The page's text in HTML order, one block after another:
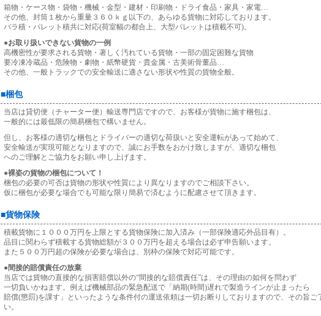
箱物・ケース物・袋物・機械・金型・建材・印刷物・ドライ食品・家具・家電…
その他、封筒１枚から重量３６０ｋｇ以下の、あらゆる貨物に対応しております。
バラ積・パレット積共に対応(荷室幅の都合上、大型パレットは積載不可)。
●お取り扱いできない貨物の一例
高機密性が要求される貨物・著しく汚れている貨物・一部の固定困難な貨物
要冷凍冷蔵品・危険物・劇物・紙幣硬貨・貴金属・古美術骨董品…
その他、一般トラックでの安全輸送に適さない形状や性質の貨物全般。
■梱包
当店は貸切便（チャーター便）輸送専門店ですので、お客様が貨物に施す梱包は、
一般的には最低限の簡易梱包で構いません。
但し、お客様の適切な梱包とドライバーの適切な荷扱いと安全運転があって始めて、
安全輸送が実現可能となりますので、誠にお手数をおかけ致しますが、適切な梱包
へのご理解とご協力をお願い申し上げます。
●裸姿の貨物の梱包について！
梱包の必要の可否は貨物の形状や性質により異なりますのでご相談下さい。
仮に梱包が必要な場合でも可能な限り簡易で済むように配慮させて頂きます。
■貨物保険
積載貨物に１０００万円を上限とする貨物保険に加入済み（一部保険適応外品目有）。
品目に関わらず積載する貨物総額が３００万円を超える場合は必ず申告願います。
また５００万円超の保険が必要な場合は、別枠の保険で対応可能です。
●間接的賠償責任の放棄
当店では貨物の直接的な損害賠償以外の“間接的な賠償責任”は、その理由の如何を問わず
一切負いかねます。例えば機械部品の緊急配送で「納期(時間)遅れで製造ラインが止まったら
賠償(懲罰)を課す」といったような条件付の運送依頼は一切お断りしておりますので、その旨ご
い。